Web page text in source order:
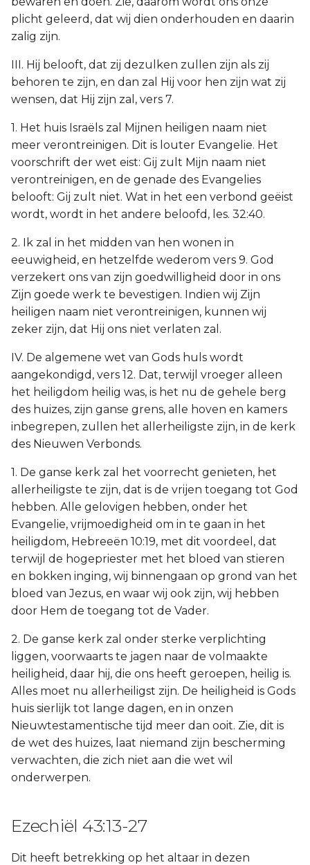
plicht geleerd, dat wij dien onderhouden en daarin
zalig zijn.
III. Hij belooft, dat zij dezulken zullen zijn als zij
behoren te zijn, en dan zal Hij voor hen zijn wat zij
wensen, dat Hij zijn zal, vers 7.
1. Het huis Israëls zal Mijnen heiligen naam niet
meer verontreinigen. Dit is louter Evangelie. Het
voorschrift der wet eist: Gij zult Mijn naam niet
verontreinigen, en de genade des Evangelies
belooft: Gij zult niet. Wat in het een verbond geëist
wordt, wordt in het andere beloofd, les. 32:40.
2. Ik zal in het midden van hen wonen in
eeuwigheid, en hetzelfde wederom vers 9. God
verzekert ons van zijn goedwilligheid door in ons
Zijn goede werk te bevestigen. Indien wij Zijn
heiligen naam niet verontreinigen, kunnen wij
zeker zijn, dat Hij ons niet verlaten zal.
IV. De algemene wet van Gods huls wordt
aangekondigd, vers 12. Dat, terwijl vroeger alleen
het heiligdom heilig was, is het nu de gehele berg
des huizes, zijn ganse grens, alle hoven en kamers
inbegrepen, zullen het allerheiligste zijn, in de kerk
des Nieuwen Verbonds.
1. De ganse kerk zal het voorrecht genieten, het
allerheiligste te zijn, dat is de vrijen toegang tot God
hebben. Alle gelovigen hebben, onder het
Evangelie, vrijmoedigheid om in te gaan in het
heiligdom, Hebreeën 10:19, met dit voordeel, dat
terwijl de hogepriester met het bloed van stieren
en bokken inging, wij binnengaan op grond van het
bloed van Jezus, en waar wij ook zijn, wij hebben
door Hem de toegang tot de Vader.
2. De ganse kerk zal onder sterke verplichting
liggen, voorwaarts te jagen naar de volmaakte
heiligheid, daar hij, die ons heeft geroepen, heilig is.
Alles moet nu allerheiligst zijn. De heiligheid is Gods
huis sierlijk tot lange dagen, en in onzen
Nieuwtestamentische tijd meer dan ooit. Zie, dit is
de wet des huizes, laat niemand zijn bescherming
verwachten, die zich niet aan die wet wil
onderwerpen.
Ezechiël 43:13-27
Dit heeft betrekking op het altaar in dezen